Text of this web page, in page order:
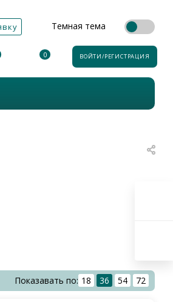
Темная тема
0 ВОЙТИ/РЕГИСТРАЦИЯ
Показавать по: 18 36 54 72